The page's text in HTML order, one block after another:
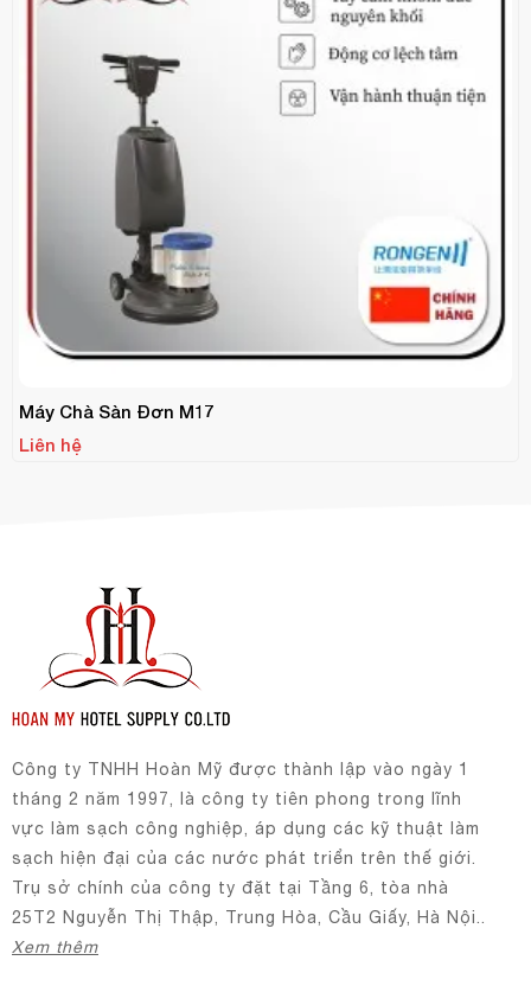
Máy Chà Sàn Đơn M17
Liên hệ
Công ty TNHH Hoàn Mỹ được thành lập vào ngày 1
tháng 2 năm 1997, là công ty tiên phong trong lĩnh
vực làm sạch công nghiệp, áp dụng các kỹ thuật làm
sạch hiện đại của các nước phát triển trên thế giới.
Trụ sở chính của công ty đặt tại Tầng 6, tòa nhà
25T2 Nguyễn Thị Thập, Trung Hòa, Cầu Giấy, Hà Nội..
Xem thêm